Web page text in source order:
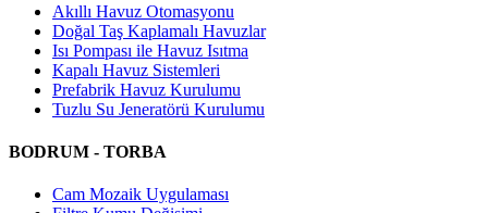
Akıllı Havuz Otomasyonu
Doğal Taş Kaplamalı Havuzlar
Isı Pompası ile Havuz Isıtma
Kapalı Havuz Sistemleri
Prefabrik Havuz Kurulumu
Tuzlu Su Jeneratörü Kurulumu
BODRUM - TORBA
Cam Mozaik Uygulaması